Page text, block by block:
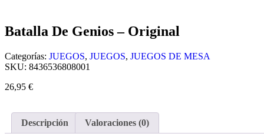
Batalla De Genios – Original
Categorías: JUEGOS, JUEGOS, JUEGOS DE MESA
SKU: 8436536808001
26,95 €
Descripción Valoraciones (0)